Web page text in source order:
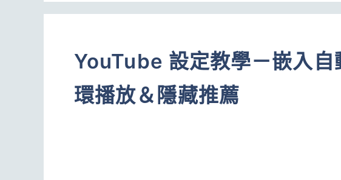
YouTube 設定教學－嵌入自
環播放＆隱藏推薦